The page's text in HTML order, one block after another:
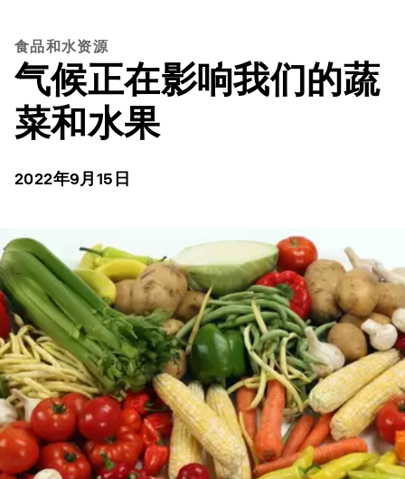
食品和水资源
气候正在影响我们的蔬
菜和水果
2022年9月15日